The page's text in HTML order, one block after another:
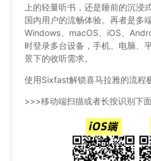
上的轻量听书，还是睡前的沉浸
国内用户的流畅体验。再者是多
Windows、macOS、iOS、
时登录多台设备，手机、电脑、
景下的收听需求。
使用Sixfast解锁喜马拉雅的流程
>>>移动端扫描或者长按识别下